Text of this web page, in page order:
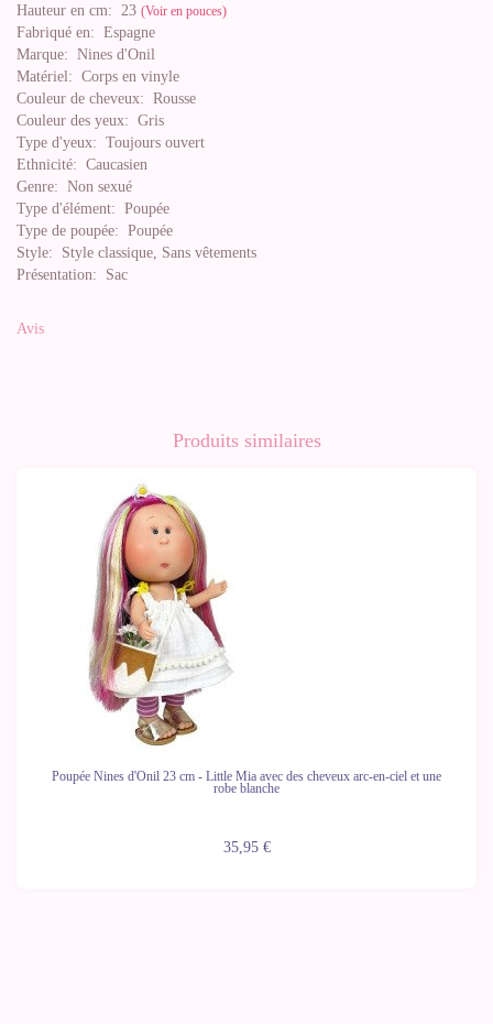
Hauteur en cm: 23 (Voir en pouces)
Fabriqué en: Espagne
Marque: Nines d'Onil
Matériel: Corps en vinyle
Couleur de cheveux: Rousse
Couleur des yeux: Gris
Type d'yeux: Toujours ouvert
Ethnicité: Caucasien
Genre: Non sexué
Type d'élément: Poupée
Type de poupée: Poupée
Style: Style classique, Sans vêtements
Présentation: Sac
Avis
Produits similaires
Poupée Nines d'Onil 23 cm - Little Mia avec des cheveux arc-en-ciel et une
robe blanche
35,95 €